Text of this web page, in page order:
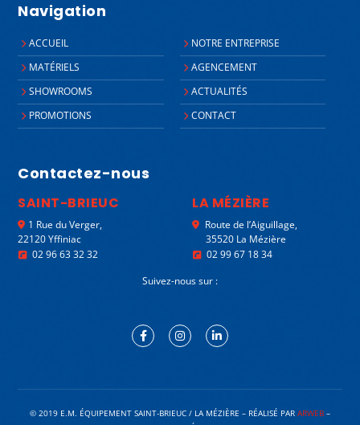
Navigation
ACCUEIL
NOTRE ENTREPRISE
MATÉRIELS
AGENCEMENT
SHOWROOMS
ACTUALITÉS
PROMOTIONS
CONTACT
Contactez-nous
SAINT-BRIEUC
1 Rue du Verger,
22120 Yffiniac
02 96 63 32 32
LA MÉZIÈRE
Route de l’Aiguillage,
35520 La Mézière
02 99 67 18 34
Suivez-nous sur :
© 2019 E.M. ÉQUIPEMENT SAINT-BRIEUC / LA MÉZIÈRE – RÉALISÉ PAR ARWEB –